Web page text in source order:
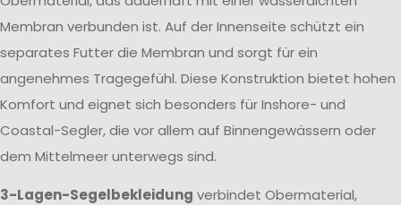
Membran verbunden ist. Auf der Innenseite schützt ein
separates Futter die Membran und sorgt für ein
angenehmes Tragegefühl. Diese Konstruktion bietet hohen
Komfort und eignet sich besonders für Inshore- und
Coastal-Segler, die vor allem auf Binnengewässern oder
dem Mittelmeer unterwegs sind.
3-Lagen-Segelbekleidung verbindet Obermaterial,